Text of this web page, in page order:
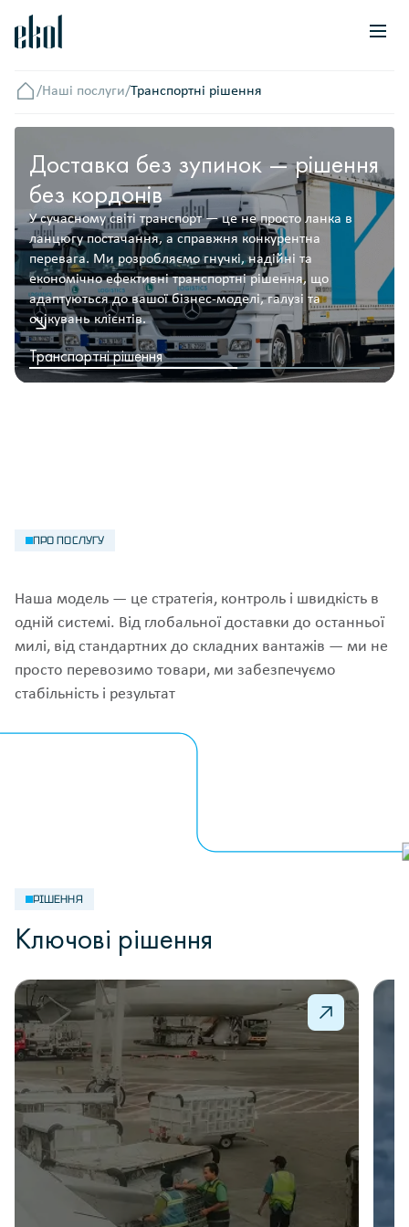
Головна
/Наші послуги/Транспортні рішення
Доставка без зупинок — рішення
без кордонів
У сучасному світі транспорт — це не просто ланка в
ланцюгу постачання, а справжня конкурентна
перевага. Ми розробляємо гнучкі, надійні та
економічно ефективні транспортні рішення, що
адаптуються до вашої бізнес-моделі, галузі та
очікувань клієнтів.
Транспортні рішення
ПРО ПОСЛУГУ
Наша модель — це стратегія, контроль і швидкість в
одній системі. Від глобальної доставки до останньої
милі, від стандартних до складних вантажів — ми не
просто перевозимо товари, ми забезпечуємо
стабільність і результат
РІШЕННЯ
Ключові рішення